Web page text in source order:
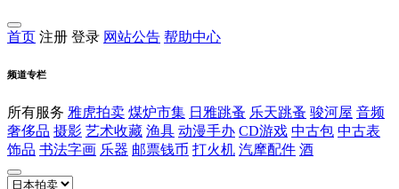
首页 注册 登录 网站公告 帮助中心
频道专栏
所有服务 雅虎拍卖 煤炉市集 日雅跳蚤 乐天跳蚤 骏河屋 音频
奢侈品 摄影 艺术收藏 渔具 动漫手办 CD游戏 中古包 中古表
饰品 书法字画 乐器 邮票钱币 打火机 汽摩配件 酒